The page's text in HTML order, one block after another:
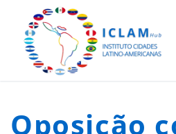
Oposição